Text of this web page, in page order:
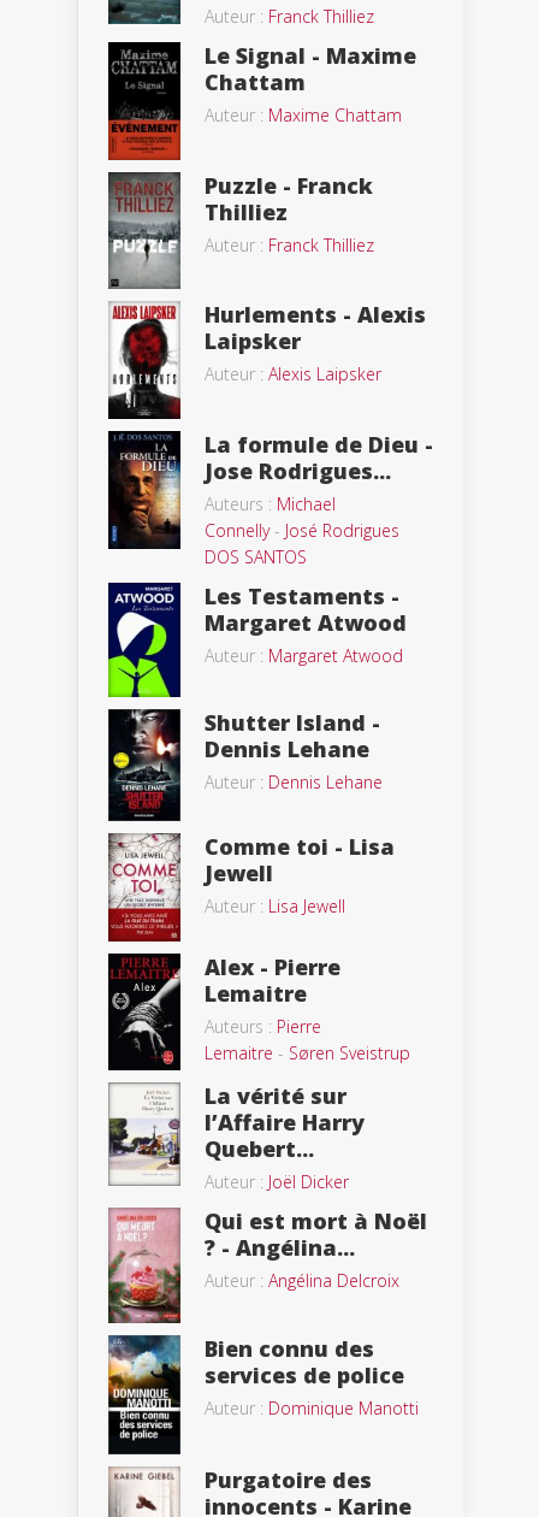
Auteur : Franck Thilliez
Le Signal - Maxime
Chattam
Auteur : Maxime Chattam
Puzzle - Franck
Thilliez
Auteur : Franck Thilliez
Hurlements - Alexis
Laipsker
Auteur : Alexis Laipsker
La formule de Dieu -
Jose Rodrigues...
Auteurs : Michael
Connelly- José Rodrigues
DOS SANTOS
Les Testaments -
Margaret Atwood
Auteur : Margaret Atwood
Shutter Island -
Dennis Lehane
Auteur : Dennis Lehane
Comme toi - Lisa
Jewell
Auteur : Lisa Jewell
Alex - Pierre
Lemaitre
Auteurs : Pierre
Lemaitre - Søren Sveistrup
La vérité sur
l’Affaire Harry
Quebert...
Auteur : Joël Dicker
Qui est mort à Noël
? - Angélina...
Auteur : Angélina Delcroix
Bien connu des
services de police
Auteur : Dominique Manotti
Purgatoire des
innocents - Karine